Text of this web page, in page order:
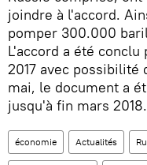
joindre à l'accord.
pomper 300.000
L'accord a été
2017 avec possibilité
mai, le document a
jusqu'à fin mars 2018.
économie Actualités